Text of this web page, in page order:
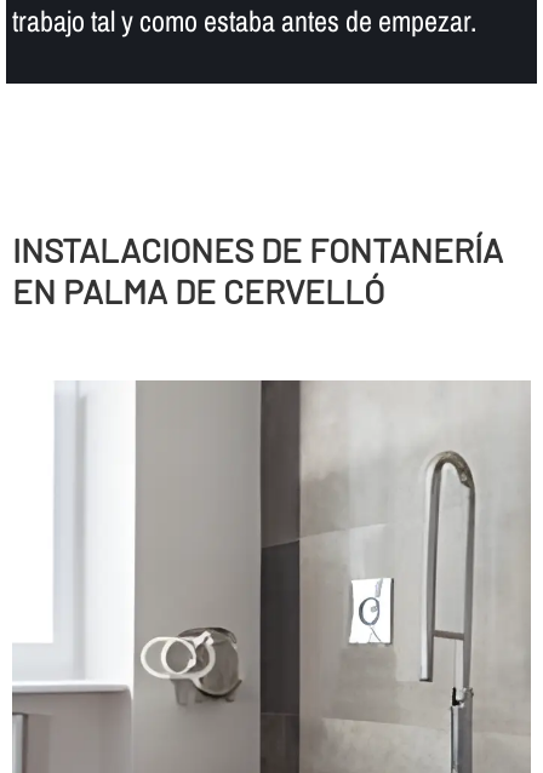
trabajo tal y como estaba antes de empezar.
INSTALACIONES DE FONTANERÍ­A
EN PALMA DE CERVELLÓ